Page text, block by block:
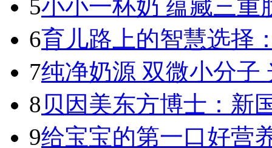
5小小一杯奶 蕴藏三
6育儿路上的智慧选择
7纯净奶源 双微小分子
8 贝因美东方博士：新
9给宝宝的第一口好营